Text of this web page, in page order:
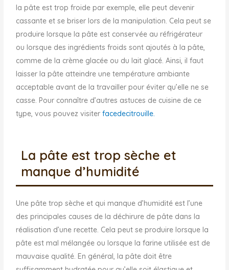
la pâte est trop froide par exemple, elle peut devenir
cassante et se briser lors de la manipulation. Cela peut se
produire lorsque la pâte est conservée au réfrigérateur
ou lorsque des ingrédients froids sont ajoutés à la pâte,
comme de la crème glacée ou du lait glacé. Ainsi, il faut
laisser la pâte atteindre une température ambiante
acceptable avant de la travailler pour éviter qu’elle ne se
casse. Pour connaître d’autres astuces de cuisine de ce
type, vous pouvez visiterfacedecitrouille.
La pâte est trop sèche et
manque d’humidité
Une pâte trop sèche et qui manque d’humidité est l’une
des principales causes de la déchirure de pâte dans la
réalisation d’une recette. Cela peut se produire lorsque la
pâte est mal mélangée ou lorsque la farine utilisée est de
mauvaise qualité. En général, la pâte doit être